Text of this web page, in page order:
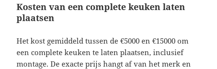
Kosten van een complete keuken laten
plaatsen
Het kost gemiddeld tussen de €5000 en €15000 om
een complete keuken te laten plaatsen, inclusief
montage. De exacte prijs hangt af van het merk en